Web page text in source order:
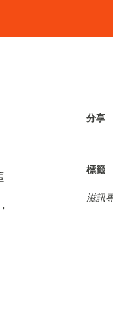
分享
標籤
滋訊